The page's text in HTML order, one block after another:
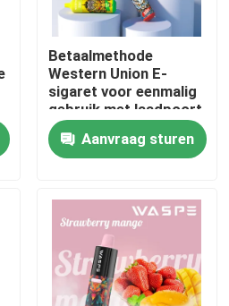
Apparaat van CBD
Betaalmethode
Western Union E-
sigaret voor eenmalig
gebruik met laadpoort
type C
Aanvraag sturen